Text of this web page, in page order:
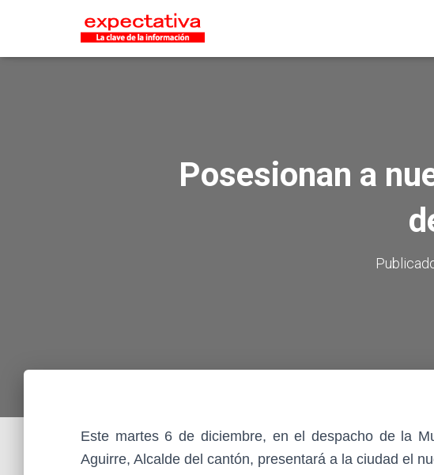
Posesionan a
Este martes 6 de diciembre, en el despacho de la
Aguirre, Alcalde del cantón, presentará a la ciudad el